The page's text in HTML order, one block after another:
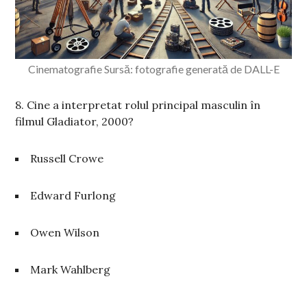
Cinematografie Sursă: fotografie generată de DALL-E
8. Cine a interpretat rolul principal masculin în
filmul Gladiator, 2000?
Russell Crowe
Edward Furlong
Owen Wilson
Mark Wahlberg